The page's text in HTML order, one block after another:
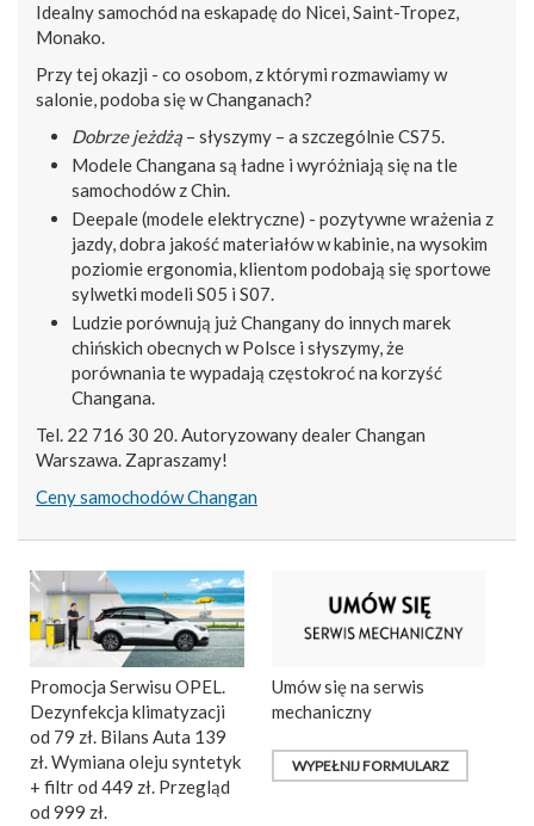
Idealny samochód na eskapadę do Nicei, Saint-Tropez,
Monako.
Przy tej okazji - co osobom, z którymi rozmawiamy w
salonie, podoba się w Changanach?
Dobrze jeżdżą – słyszymy – a szczególnie CS75.
Modele Changana są ładne i wyróżniają się na tle
samochodów z Chin.
Deepale (modele elektryczne) - pozytywne wrażenia z
jazdy, dobra jakość materiałów w kabinie, na wysokim
poziomie ergonomia, klientom podobają się sportowe
sylwetki modeli S05 i S07.
Ludzie porównują już Changany do innych marek
chińskich obecnych w Polsce i słyszymy, że
porównania te wypadają częstokroć na korzyść
Changana.
Tel. 22 716 30 20. Autoryzowany dealer Changan
Warszawa. Zapraszamy!
Ceny samochodów Changan
Promocja Serwisu OPEL.
Dezynfekcja klimatyzacji
od 79 zł. Bilans Auta 139
zł. Wymiana oleju syntetyk
+ filtr od 449 zł. Przegląd
od 999 zł.
Umów się na serwis
mechaniczny
WYPEŁNIJ FORMULARZ